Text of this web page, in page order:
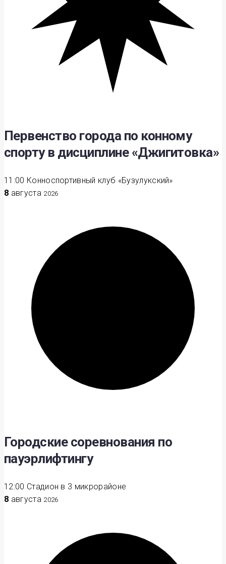
Первенство города по конному
спорту в дисциплине «Джигитовка»
11:00 Конноспортивный клуб «Бузулукский»
8 августа 2026
Городские соревнования по
пауэрлифтингу
12:00 Стадион в 3 микрорайоне
8 августа 2026